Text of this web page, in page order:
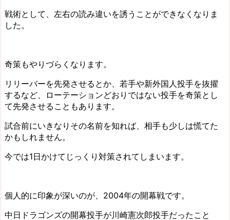
戦術として、左右の読み違いを誘うことができなくなりま
した。
奇策もやりづらくなります。
リリーバーを先発させるとか、若手や新外国人投手を抜擢
するなど、ローテーションどおりではない投手を奇策とし
て先発させることもあります。
試合前にいきなりその名前を知れば、相手も少しは慌てた
かもしれません。
今では1日かけてじっくり対策されてしまいます。
個人的に印象が深いのが、2004年の開幕戦です。
中日ドラゴンズの開幕投手が川崎憲次郎投手だったこと